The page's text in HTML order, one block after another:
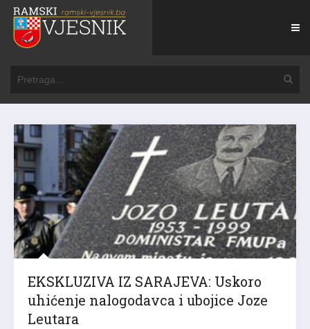
EKSKLUZIVA IZ SARAJEVA: Uskoro
uhićenje nalogodavca i ubojice Joze
Leutara